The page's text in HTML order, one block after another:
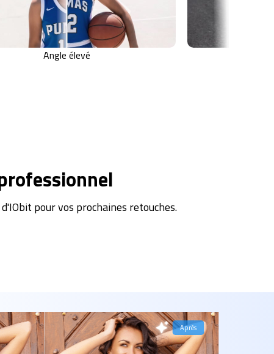
Angle élevé
pour vos prochaines retouches.
Après